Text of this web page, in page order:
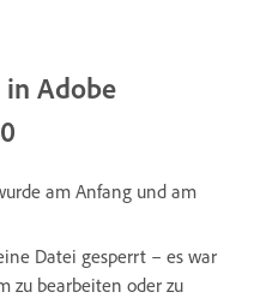
in Adobe
am Anfang und am
Datei gesperrt – es war
zu bearbeiten oder zu